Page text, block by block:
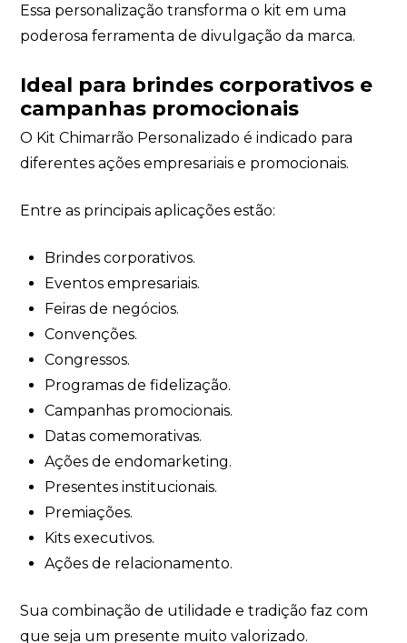
Essa personalização transforma o kit em uma
poderosa ferramenta de divulgação da marca.
Ideal para brindes corporativos e
campanhas promocionais
O Kit Chimarrão Personalizado é indicado para
diferentes ações empresariais e promocionais.
Entre as principais aplicações estão:
Brindes corporativos.
Eventos empresariais.
Feiras de negócios.
Convenções.
Congressos.
Programas de fidelização.
Campanhas promocionais.
Datas comemorativas.
Ações de endomarketing.
Presentes institucionais.
Premiações.
Kits executivos.
Ações de relacionamento.
Sua combinação de utilidade e tradição faz com
que seja um presente muito valorizado.